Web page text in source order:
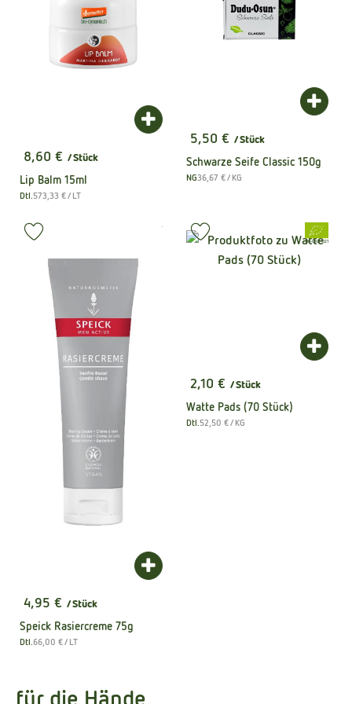
, Preis:
8,60 € / Stück
Lip Balm 15ml
, Herkunft:
Dtl., Referenzpreis:
573,33 €/ LT
Produkt zum Warenkorb hinzufügen
, Preis:
5,50 € / Stück
Schwarze Seife Classic 150g
, Herkunft:
NG, Referenzpreis:
36,67 €/ KG
, Preis:
4,95 € / Stück
Speick Rasiercreme 75g
, Herkunft:
Dtl., Referenzpreis:
66,00 €/ LT
Produkt zum Warenkorb hinzufügen
, Verband:
.
, Preis:
2,10 € / Stück
Watte Pads (70 Stück)
, Herkunft:
Dtl., Referenzpreis:
52,50 €/ KG
, Verband:
, Kontrollstelle:
DE-ÖKO-021
Produkt zu Favouriten hinzufügen